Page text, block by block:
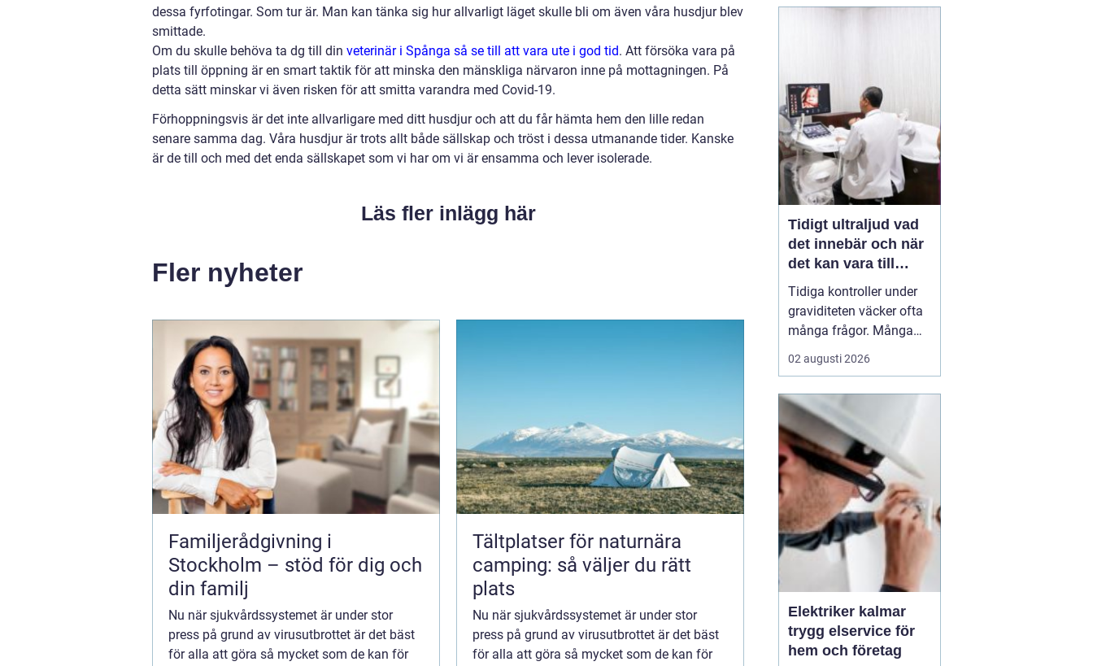
dessa fyrfotingar. Som tur är. Man kan tänka sig hur allvarligt läget skulle bli om även våra husdjur blev
smittade.
Om du skulle behöva ta dg till din veterinär i Spånga så se till att vara ute i god tid. Att försöka vara på
plats till öppning är en smart taktik för att minska den mänskliga närvaron inne på mottagningen. På
detta sätt minskar vi även risken för att smitta varandra med Covid-19.
Förhoppningsvis är det inte allvarligare med ditt husdjur och att du får hämta hem den lille redan
senare samma dag. Våra husdjur är trots allt både sällskap och tröst i dessa utmanande tider. Kanske
är de till och med det enda sällskapet som vi har om vi är ensamma och lever isolerade.
Läs fler inlägg här
Fler nyheter
Familjerådgivning i
Stockholm – stöd för dig och
din familj
Nu när sjukvårdssystemet är under stor
press på grund av virusutbrottet är det bäst
för alla att göra så mycket som de kan för
Tältplatser för naturnära
camping: så väljer du rätt
plats
Nu när sjukvårdssystemet är under stor
press på grund av virusutbrottet är det bäst
för alla att göra så mycket som de kan för
vardagens logistik. För
till tunga lyft som inte
få...
Tidigt ultraljud vad
det innebär och när
det kan vara till
hjälp
Tidiga kontroller under
graviditeten väcker ofta
många frågor. Många
undrar när ultraljud kan
göras, vad som går att
undersökningen kan
säga något om barnets
hälsa. Tidigt ultraljud
har utvecklats mycket de
senaste åren och
används i dag bå...
02 augusti 2026
Elektriker kalmar
trygg elservice för
hem och företag